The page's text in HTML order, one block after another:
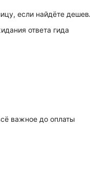
если найдёте
ответа гида
важное до оплаты